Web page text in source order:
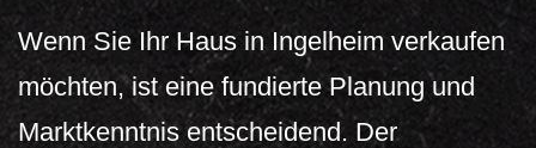
Wenn Sie Ihr Haus in Ingelheim verkaufen
möchten, ist eine fundierte Planung und
Marktkenntnis entscheidend. Der